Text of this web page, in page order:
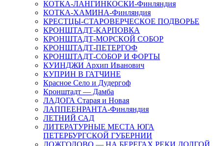
КОТКА-ЛАНГИНКОСКИ-Финляндия
КОТКА-ХАМИНА-Финляндия
КРЕСТЦЫ-СТАРОВЕРЧЕСКОЕ ПОДВОРЬЕ
КРОНШТАДТ-КАРПОВКА
КРОНШТАДТ-МОРСКОЙ СОБОР
КРОНШТАДТ-ПЕТЕРГОФ
КРОНШТАДТ-СОБОР И ФОРТЫ
КУИНДЖИ Архип Иванович
КУПРИН В ГАТЧИНЕ
Красное Село и Дудергоф
Кронштадт — Дамба
ЛАДОГА Старая и Новая
ЛАППЕЕНРАНТА-Финляндия
ЛЕТНИЙ САД
ЛИТЕРАТУРНЫЕ МЕСТА ЮГА
ПЕТЕРБУРГСКОЙ ГУБЕРНИИ
ЛОЖГОЛОВО — НА БЕРЕГАХ РЕКИ ДОЛГОЙ